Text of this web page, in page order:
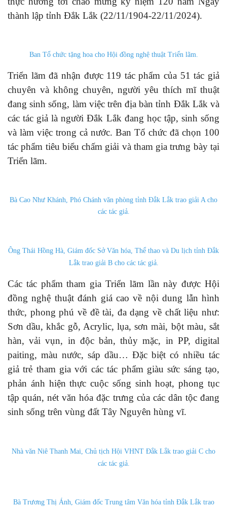
thành lập tỉnh Đắk Lắk (22/11/1904-22/11/2024).
Ban Tổ chức tặng hoa cho Hội đồng nghệ thuật Triển lãm.
Triển lãm đã nhận được 119 tác phẩm của 51 tác giả
chuyên và không chuyên, người yêu thích mĩ thuật
đang sinh sống, làm việc trên địa bàn tỉnh Đắk Lắk và
các tác giả là người Đắk Lắk đang học tập, sinh sống
và làm việc trong cả nước. Ban Tổ chức đã chọn 100
tác phẩm tiêu biểu chấm giải và tham gia trưng bày tại
Triển lãm.
Bà Cao Như Khánh, Phó Chánh văn phòng tỉnh Đắk Lắk trao giải A cho
các tác giả.
Ông Thái Hồng Hà, Giám đốc Sở Văn hóa, Thể thao và Du lịch tỉnh Đắk
Lắk trao giải B cho các tác giả.
Các tác phẩm tham gia Triển lãm lần này được Hội
đồng nghệ thuật đánh giá cao về nội dung lẫn hình
thức, phong phú về đề tài, đa dạng về chất liệu như:
Sơn dầu, khắc gỗ, Acrylic, lụa, sơn mài, bột màu, sắt
hàn, vải vụn, in độc bản, thủy mặc, in PP, digital
paiting, màu nước, sáp dầu… Đặc biệt có nhiều tác
giả trẻ tham gia với các tác phẩm giàu sức sáng tạo,
phản ánh hiện thực cuộc sống sinh hoạt, phong tục
tập quán, nét văn hóa đặc trưng của các dân tộc đang
sinh sống trên vùng đất Tây Nguyên hùng vĩ.
Nhà văn Niê Thanh Mai, Chủ tịch Hội VHNT Đắk Lắk trao giải C cho
các tác giả.
Bà Trương Thị Ánh, Giám đốc Trung tâm Văn hóa tỉnh Đắk Lắk trao